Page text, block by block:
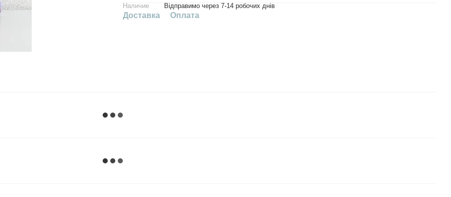
Наличие Відправимо через 7-14 робочих днів
Доставка Оплата